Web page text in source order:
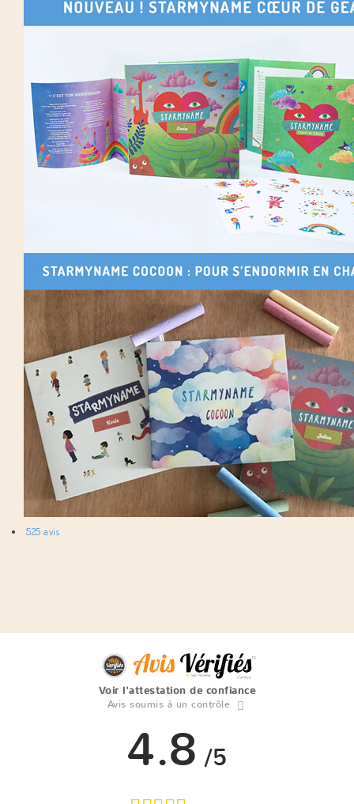
525 avis
Voir l'attestation de confiance
Avis soumis à un contrôle
4.8 /5